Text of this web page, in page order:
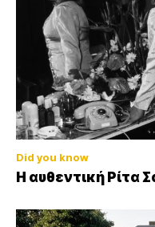
Did you know
Η αυθεντική Ρίτα